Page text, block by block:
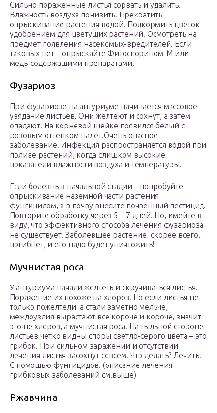
Сильно пораженные листья сорвать и удалить.
Влажность воздуха понизить. Прекратить
опрыскивание растения водой. Подкормить цветок
удобрением для цветущих растений. Осмотреть на
предмет появления насекомых-вредителей. Если
таковых нет – опрыскайте Фитоспорином-М или
медь-содержащими препаратами.
Фузариоз
При фузариозе на антуриуме начинается массовое
увядание листьев. Они желтеют и сохнут, а затем
опадают. На корневой шейке появился белый с
розовым оттенком налет.Очень опасное
заболевание. Инфекция распространяется водой при
поливе растений, когда слишком высокие
показатели влажности воздуха и температуры.
Если болезнь в начальной стадии – попробуйте
опрыскивание наземной части растения
фунгицидом, а в почву внесите почвенный пестицид.
Повторите обработку через 5 – 7 дней. Но, имейте в
виду, что эффективного способа лечения фузариоза
не существует. Заболевшее растение, скорее всего,
погибнет, и его надо будет уничтожить!
Мучнистая роса
У антуриума начали желтеть и скручиваться листья.
Поражение их похоже на хлороз. Но если листья не
только пожелтели, а стали заметно мельче,
междоузлия вырастают все короче и короче, значит
это не хлороз, а мучнистая роса. На тыльной стороне
листьев четко видны споры светло-серого цвета – это
грибок. При сильном заражении и отсутствии
лечения листья засохнут совсем. Что делать? Лечить!
С помощью фунгицидов. (описание лечения
грибковых заболеваний см.выше)
Ржавчина